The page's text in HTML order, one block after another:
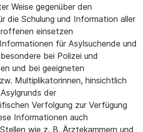
Weise gegenüber den
die Schulung und Information aller
einsetzen
für Asylsuchende und
bei Polizei und
und bei geeigneten
Multiplikatorinnen, hinsichtlich
der
Verfolgung zur Verfügung
Informationen auch
wie z. B. Ärztekammern und